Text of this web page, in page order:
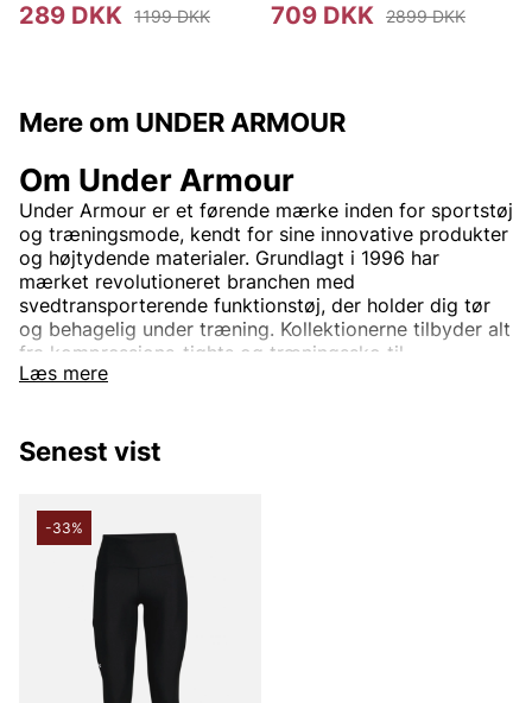
289 DKK 1199 DKK 709 DKK 2899 DKK
Mere om UNDER ARMOUR
Læs mere
Om Under Armour
Under Armour er et førende mærke inden for sportstøj
og træningsmode, kendt for sine innovative produkter
og højtydende materialer. Grundlagt i 1996 har
mærket revolutioneret branchen med
svedtransporterende funktionstøj, der holder dig tør
og behagelig under træning. Kollektionerne tilbyder alt
fra kompressions-tights og træningssko til
sportstrøjer og jakker, designet til at forbedre din
Armour moderne teknologi med komfort og
hjælper Under Armour dig med at nå nye højder.
Senest vist
-33%